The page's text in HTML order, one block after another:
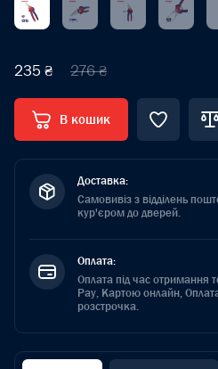
235 ₴ 276 ₴
В кошик
Доставка:
Самовивіз з відділень
кур'єром до дверей.
Оплата:
Оплата під час отримання
Pay, Картою онлайн,
розстрочка.